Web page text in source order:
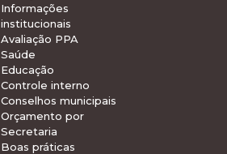
Informações
institucionais
Avaliação PPA
Saúde
Educação
Controle interno
Conselhos municipais
Orçamento por
Secretaria
Boas práticas